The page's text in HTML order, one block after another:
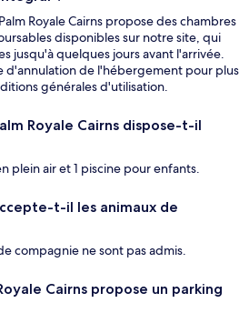
Royale Cairns propose des chambres
disponibles sur notre site, qui
jusqu'à quelques jours avant l'arrivée.
d'annulation de l'hébergement pour plus
générales d'utilisation.
Royale Cairns dispose-t-il
plein air et 1 piscine pour enfants.
t-il les animaux de
compagnie ne sont pas admis.
Cairns propose un parking